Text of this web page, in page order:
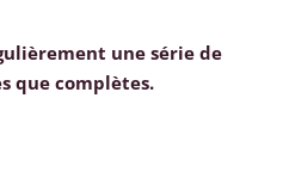
une série de
que complètes.